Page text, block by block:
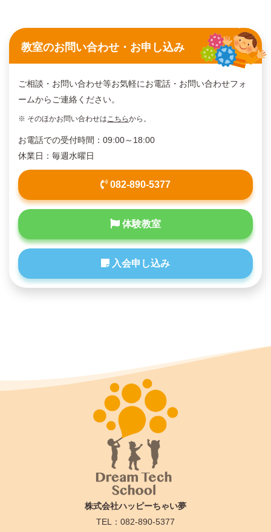
教室のお問い合わせ・お申し込み
ご相談・お問い合わせ等お気軽にお電話・お問い合わせフォ
ームからご連絡ください。
※ そのほかお問い合わせは こちらから。
お電話での受付時間：09:00～18:00
休業日：毎週水曜日
082-890-5377
体験教室
入会申し込み
株式会社ハッピーちゃい夢
TEL：082-890-5377